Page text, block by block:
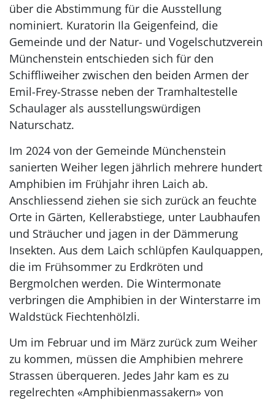
über die Abstimmung für die Ausstellung
nominiert. Kuratorin Ila Geigenfeind, die
Gemeinde und der Natur- und Vogelschutzverein
Münchenstein entschieden sich für den
Schiffliweiher zwischen den beiden Armen der
Emil-Frey-Strasse neben der Tramhaltestelle
Schaulager als ausstellungswürdigen
Naturschatz.
Im 2024 von der Gemeinde Münchenstein
sanierten Weiher legen jährlich mehrere hundert
Amphibien im Frühjahr ihren Laich ab.
Anschliessend ziehen sie sich zurück an feuchte
Orte in Gärten, Kellerabstiege, unter Laubhaufen
und Sträucher und jagen in der Dämmerung
Insekten. Aus dem Laich schlüpfen Kaulquappen,
die im Frühsommer zu Erdkröten und
Bergmolchen werden. Die Wintermonate
verbringen die Amphibien in der Winterstarre im
Waldstück Fiechtenhölzli.
Um im Februar und im März zurück zum Weiher
zu kommen, müssen die Amphibien mehrere
Strassen überqueren. Jedes Jahr kam es zu
regelrechten «Amphibienmassakern» von